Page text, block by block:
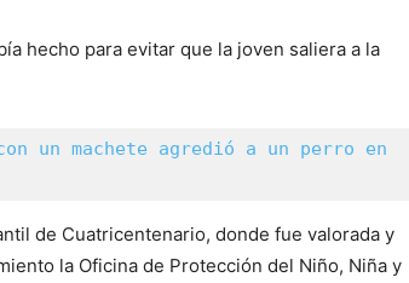
hecho para evitar que la joven saliera a la
un machete agredió a un perro en
de Cuatricentenario, donde fue valorada y
la Oficina de Protección del Niño, Niña y